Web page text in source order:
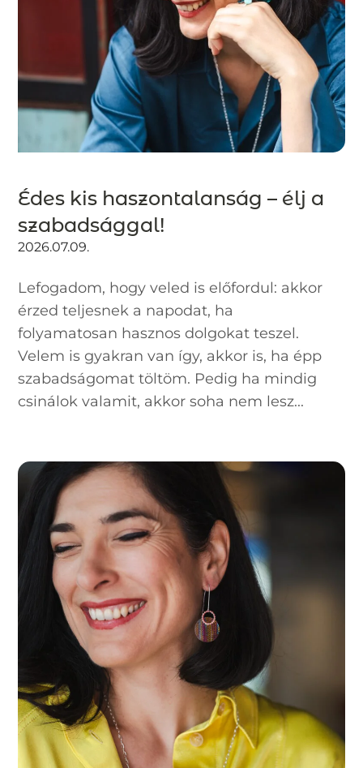
Édes kis haszontalanság – élj a
szabadsággal!
2026.07.09.
Lefogadom, hogy veled is előfordul: akkor
érzed teljesnek a napodat, ha
folyamatosan hasznos dolgokat teszel.
Velem is gyakran van így, akkor is, ha épp
szabadságomat töltöm. Pedig ha mindig
csinálok valamit, akkor soha nem lesz...